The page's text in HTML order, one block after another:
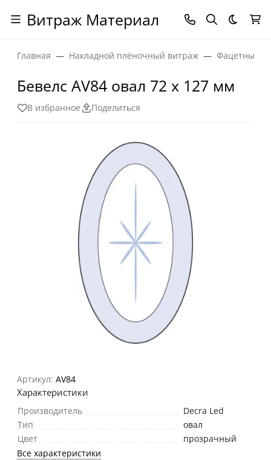
Витраж Материал Темная
Главная Накладной плёночный витраж Фацетные
Бевелс AV84 овал 72 х 127 мм
В избранное Поделиться
Артикул: AV84
Характеристики
Производитель
Decra Led
Тип
овал
Цвет
прозрачный
Все характеристики